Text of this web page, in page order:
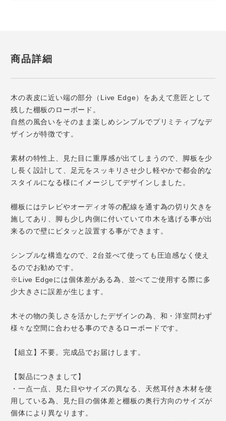
商品詳細
木の表皮に近い端の部分（Live Edge）をあえて意匠として
残した棚板のローボード。
自然の風合いをそのまま楽しめシンプルでプリミティブなデ
ザインが特徴です。
素材の特性上、見た目に重厚感が出てしまうので、脚板を少
し長く設計して、足元をスッキリさせ少し軽やかで都会的な
スタイルになる様にイメージしてデザインしました。
棚板にはテレビやオーディオ等の配線を通す為の切り欠きを
施してあり、脚も少し内側に付いていて巾木を逃げる事が出
来るので壁にピタッと設置する事ができます。
シンプルな構造なので、2台並べて使っても圧迫感なく使え
るのでお勧めです。
※Live Edgeには個体差がある為、並べてご使用する際に多
少大きさに誤差が生じます。
木その物の美しさを活かしたデザインの為、和・洋室問わず
様々な空間に合わせる事のできるローボードです。
【組立】不要。完成品でお届けします。
【製品につきまして】
・一点一点、見た目やサイズの異なる、天然耳付き木材を使
用している為、見た目の個体差と棚板の奥行方向のサイズが
個体により異なります。